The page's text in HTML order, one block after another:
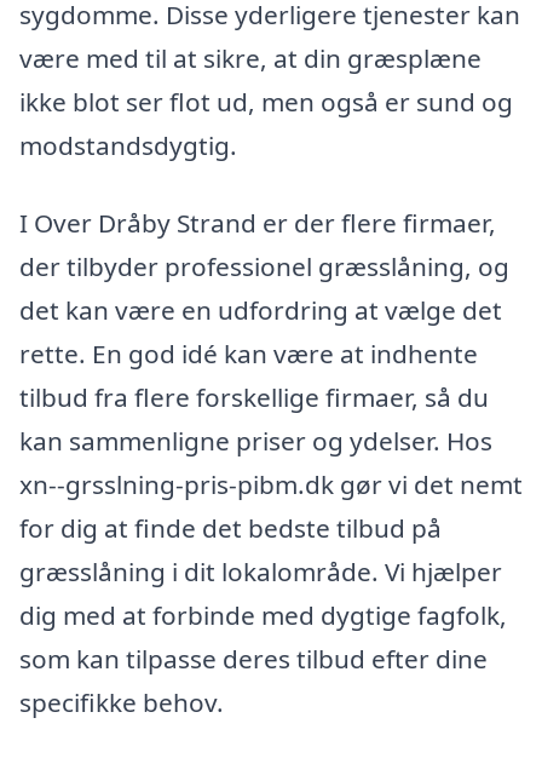
sygdomme. Disse yderligere tjenester kan
være med til at sikre, at din græsplæne
ikke blot ser flot ud, men også er sund og
modstandsdygtig.
I Over Dråby Strand er der flere firmaer,
der tilbyder professionel græsslåning, og
det kan være en udfordring at vælge det
rette. En god idé kan være at indhente
tilbud fra flere forskellige firmaer, så du
kan sammenligne priser og ydelser. Hos
xn--grsslning-pris-pibm.dk gør vi det nemt
for dig at finde det bedste tilbud på
græsslåning i dit lokalområde. Vi hjælper
dig med at forbinde med dygtige fagfolk,
som kan tilpasse deres tilbud efter dine
specifikke behov.